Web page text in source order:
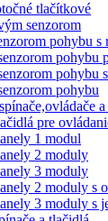
tlačítkové
senzorom
pohybu
pohybu
pohybu
pohybu
pre
1 modul
2 moduly
3 moduly
2 moduly s
3 moduly s